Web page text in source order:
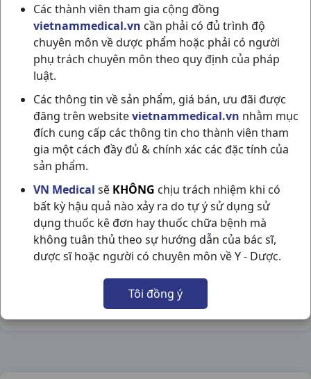
Các thành viên tham gia cộng đồng
vietnammedical.vn cần phải có đủ trình độ
chuyên môn về dược phẩm hoặc phải có người
phụ trách chuyên môn theo quy định của pháp
luật.
Các thông tin về sản phẩm, giá bán, ưu đãi được
đăng trên websitevietnammedical.vn nhằm mục
đích cung cấp các thông tin cho thành viên tham
gia một cách đầy đủ & chính xác các đặc tính của
sản phẩm.
VN Medical sẽ KHÔNG chịu trách nhiệm khi có
bất kỳ hậu quả nào xảy ra do tự ý sử dụng sử
dụng thuốc kê đơn hay thuốc chữa bệnh mà
không tuân thủ theo sự hướng dẫn của bác sĩ,
dược sĩ hoặc người có chuyên môn về Y - Dược.
Tôi đồng ý
PROSPAN SP C100ML GERMANY
NSX: Germany
Nhóm hàng:Hô Hấp,
Chia sẻ qua mạng xã hội: